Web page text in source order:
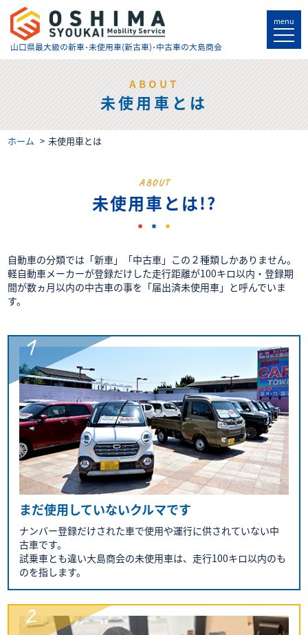
山口県最大級の新車･未使用車(新古車)･中古車の大島商会
menu
ABOUT
未使用車とは
ホーム 未使用車とは
ABOUT
未使用車とは!?
自動車の分類では「新車」「中古車」この２種類しかありません。
軽自動車メーカーが登録だけした走行距離が100キロ以内・登録期
間が数ヵ月以内の中古車の事を「届出済未使用車」と呼んでいま
す。
まだ使用していないクルマです
ナンバー登録だけされた車で使用や運行に供されていない中
古車です。
試乗車とも違い大島商会の未使用車は、走行100キロ以内のも
のを指します。